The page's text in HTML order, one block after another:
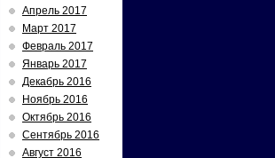
Апрель 2017
Март 2017
Февраль 2017
Январь 2017
Декабрь 2016
Ноябрь 2016
Октябрь 2016
Сентябрь 2016
Август 2016